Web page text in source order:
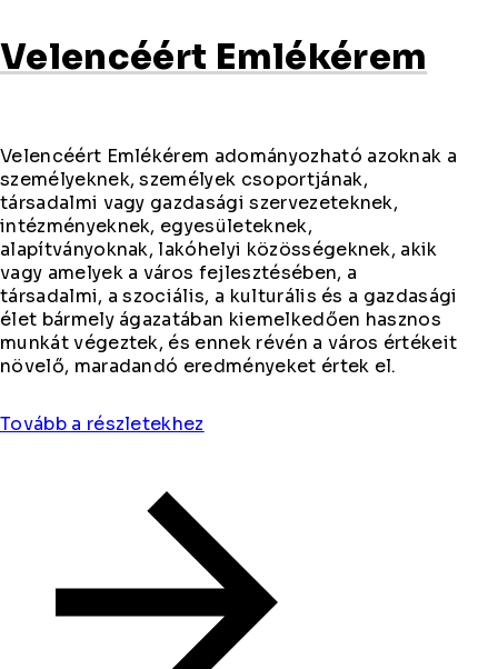
Velencéért Emlékérem
Velencéért Emlékérem adományozható azoknak a
személyeknek, személyek csoportjának,
társadalmi vagy gazdasági szervezeteknek,
intézményeknek, egyesületeknek,
alapítványoknak, lakóhelyi közösségeknek, akik
vagy amelyek a város fejlesztésében, a
társadalmi, a szociális, a kulturális és a gazdasági
élet bármely ágazatában kiemelkedően hasznos
munkát végeztek, és ennek révén a város értékeit
növelő, maradandó eredményeket értek el.
Tovább a részletekhez